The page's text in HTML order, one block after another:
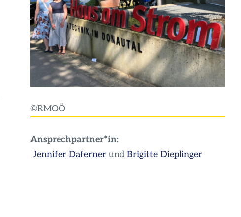
©RMOÖ
Ansprechpartner*in:
Jennifer DafernerundBrigitte Dieplinger